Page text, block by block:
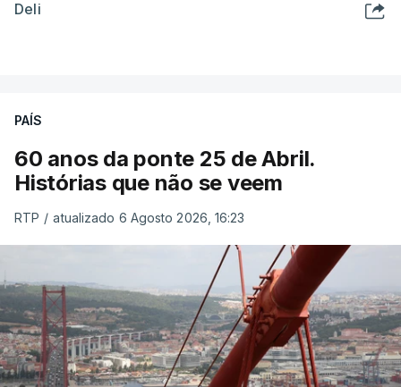
Deli
PAÍS
60 anos da ponte 25 de Abril.
Histórias que não se veem
RTP / atualizado 6 Agosto 2026, 16:23